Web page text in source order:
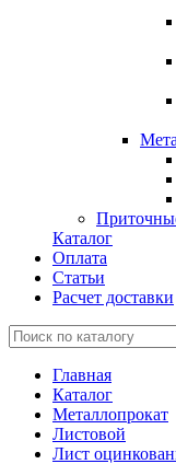
Каталог
Оплата
Статьи
Расчет доставки
Главная
Каталог
Металлопрокат
Листовой
Лист